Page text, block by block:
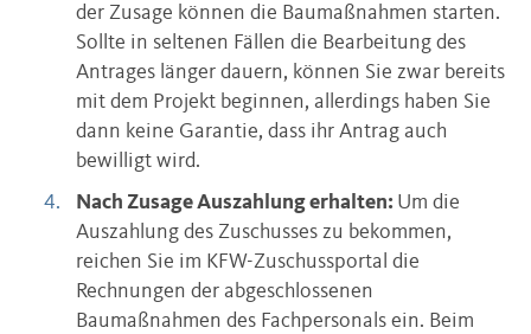
der Zusage können die Baumaßnahmen starten.
Sollte in seltenen Fällen die Bearbeitung des
Antrages länger dauern, können Sie zwar bereits
mit dem Projekt beginnen, allerdings haben Sie
dann keine Garantie, dass ihr Antrag auch
bewilligt wird.
Nach Zusage Auszahlung erhalten: Um die
Auszahlung des Zuschusses zu bekommen,
reichen Sie im KFW-Zuschussportal die
Rechnungen der abgeschlossenen
Baumaßnahmen des Fachpersonals ein. Beim